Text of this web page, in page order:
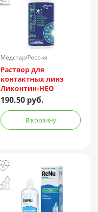
Медстар/Россия
Раствор для
контактных линз
Ликонтин-НЕО
Мульти 60мл
190.50 руб.
В корзину